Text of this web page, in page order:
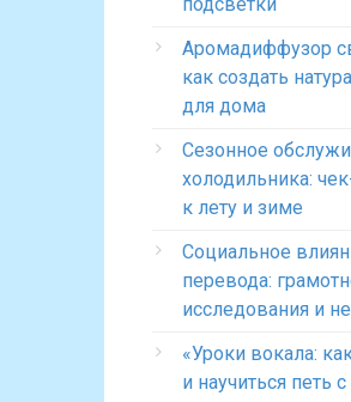
Аромадиффузор
как создать
для дома
Сезонное
холодильника:
к лету и зиме
Социальное
перевода:
исследования и
«Уроки вокала:
и научиться петь с